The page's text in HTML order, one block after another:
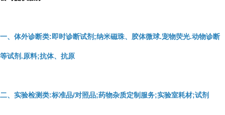
一、体外诊断类:即时诊断试剂;纳米磁珠、胶体微球.宠物荧光.动物诊断
等试剂.原料;抗体、抗原
二、实验检测类:标准品/对照品;药物杂质定制服务;实验室耗材;试剂